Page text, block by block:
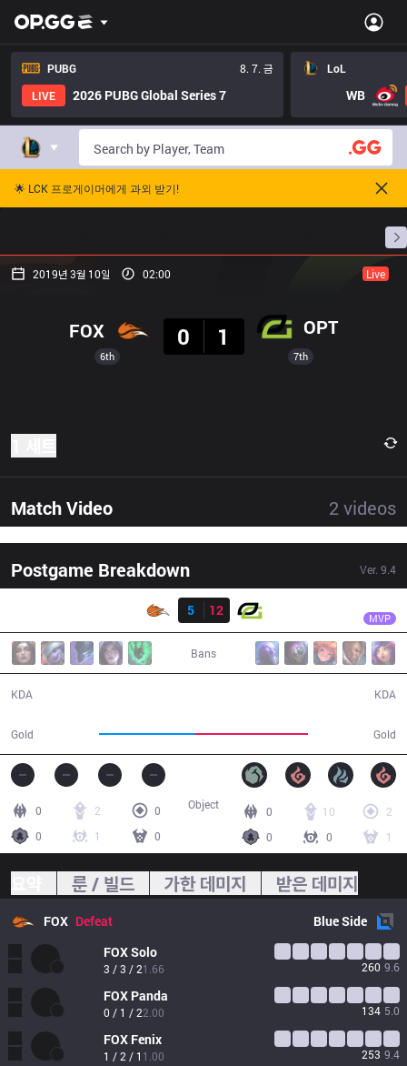
PUBG
8. 7. 금
LIVE
2026 PUBG Global Series 7
LoL
WB
🌟 LCK 프로게이머에게 과외 받기!
프로빌
2019년 3월 10일 02:00 Live
6th
FOX
0
1 OPT
7th
Match Video 2 videos
Postgame Breakdown Ver. 9.4
5
12 MVP
Bans
KDA
Gold Gold
KDA
0 2
0
0
1 0
0 10
2
0
0 1
Object
룬 / 빌드 가한 데미지 받은 데미지
FOX Defeat BlueSide
FOXSolo
3 / 3 / 21.66 260 9.6
FOX Panda
0 / 1 / 22.00 134 5.0
FOX Fenix
1 / 2 / 1 1.00 253 9.4